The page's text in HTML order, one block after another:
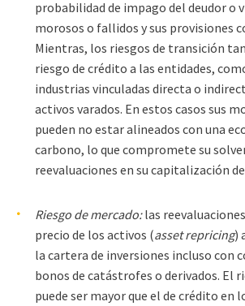
probabilidad de impago del deudor o
morosos o fallidos y sus provisiones
Mientras, los riesgos de transición
riesgo de crédito a las entidades,
industrias vinculadas directa o
activos varados. En estos casos sus
pueden no estar alineados con una
carbono, lo que compromete su
reevaluaciones en su capitalización
Riesgo de mercado:las
precio de los activos (asset repricing)
la cartera de inversiones incluso con
bonos de catástrofes o derivados. El
puede ser mayor que el de crédito en